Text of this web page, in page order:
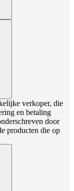
verkoper, die
en betaling
door
producten die op